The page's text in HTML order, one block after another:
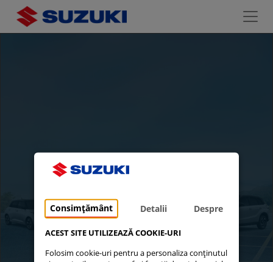
Consimțământ Detalii Despre
ACEST SITE UTILIZEAZĂ COOKIE-URI
Folosim cookie-uri pentru a personaliza conținutul